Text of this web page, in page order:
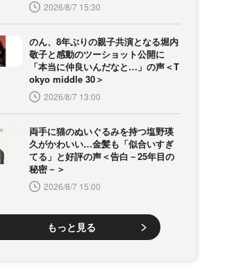
2026/8/7 15:30
のん、8年ぶりの親子共演となる堀内
敬子と感動のツーショット公開に
「本当に仲良いんだなと…」の声＜T
okyo middle 30＞
2026/8/7 13:00
両手に猫のぬいぐるみを持つ塩野瑛
久がかわいい…金髪も「似合いすぎ
てる」と好評の声＜告白－25年目の
秘密－＞
2026/8/7 15:00
もっと見る